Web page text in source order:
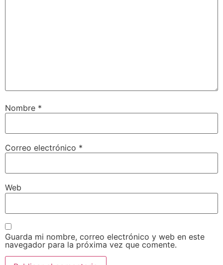
Nombre *
Correo electrónico *
Web
Guarda mi nombre, correo electrónico y web en este
navegador para la próxima vez que comente.